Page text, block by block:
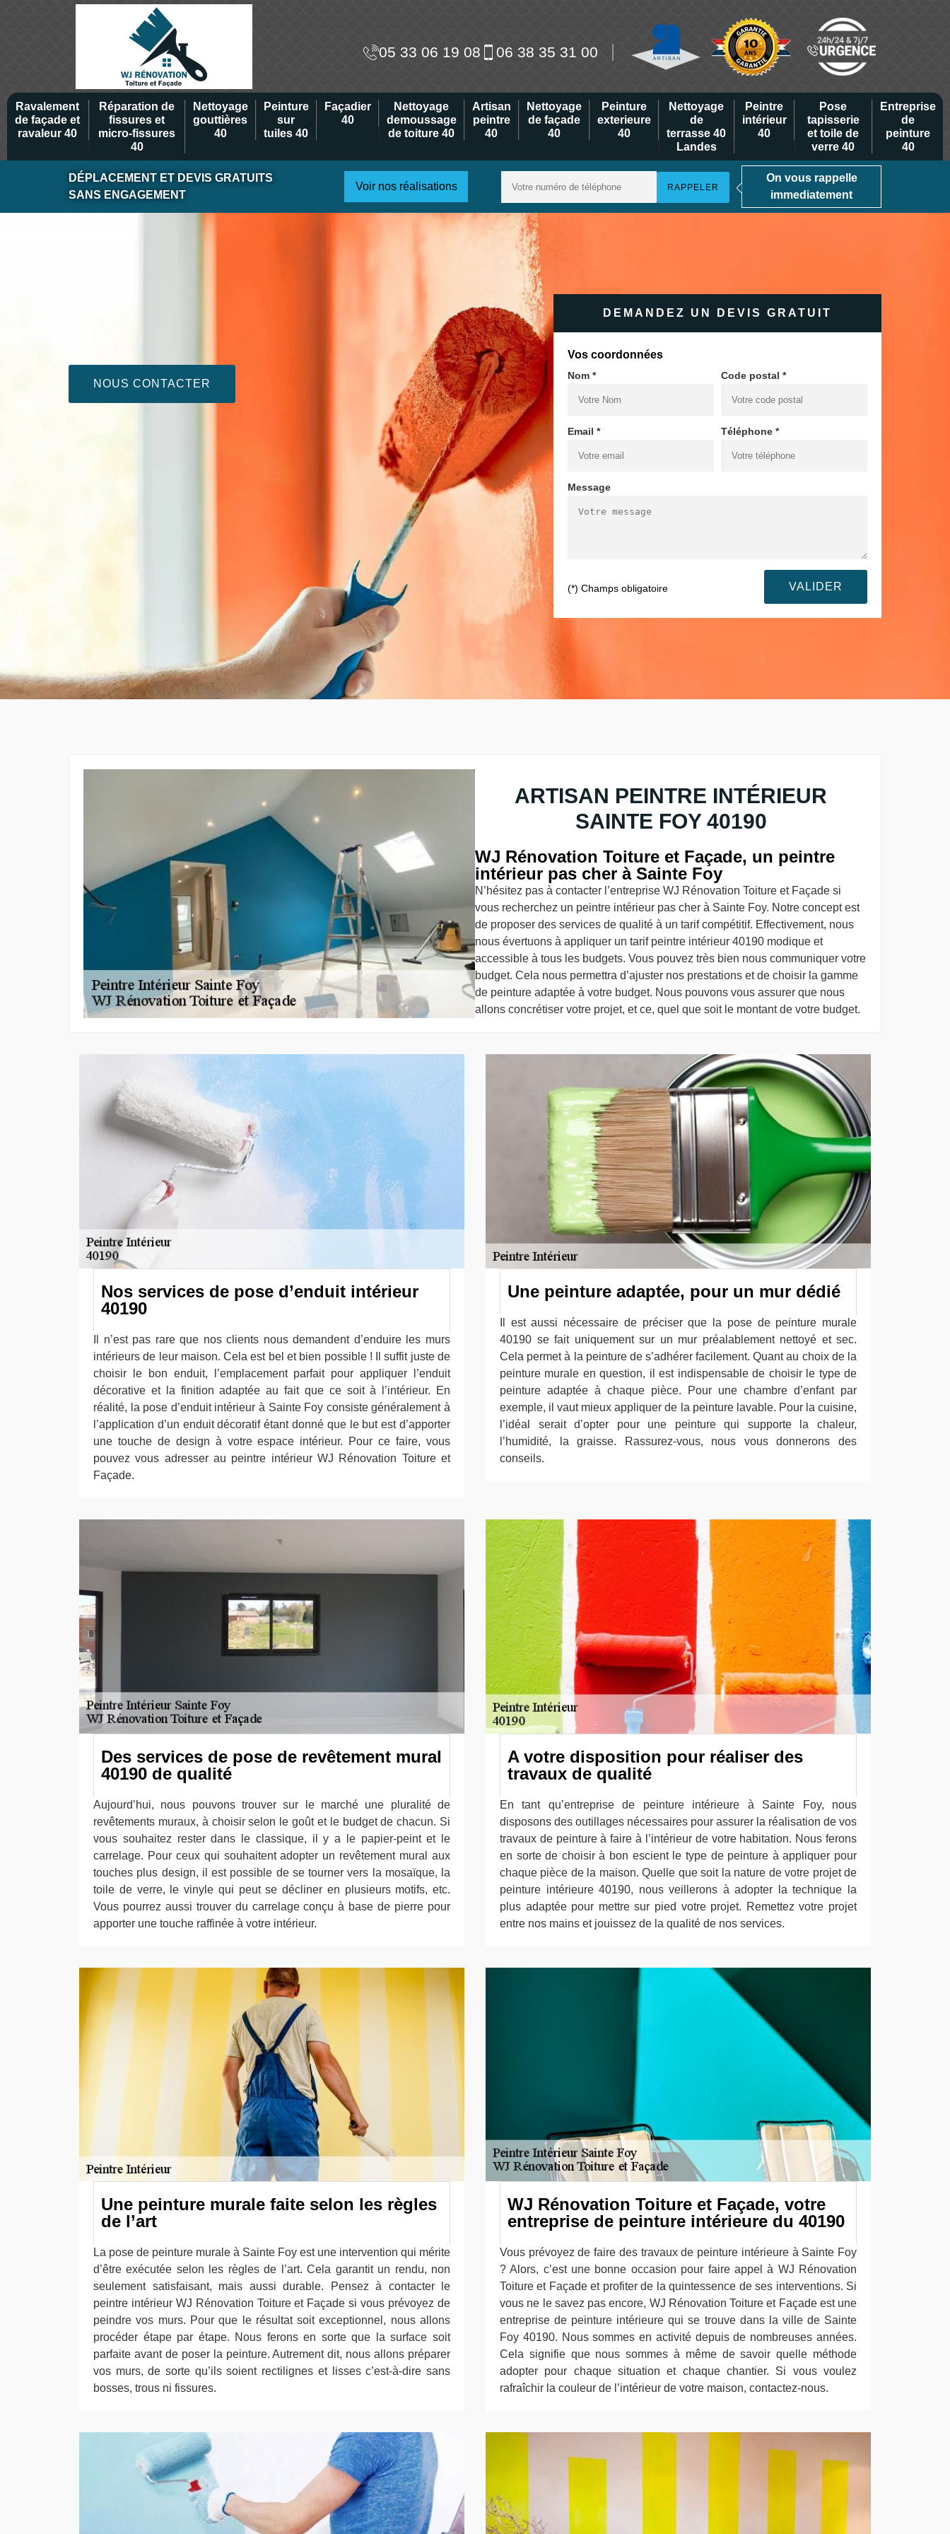
05 33 06 19 08 06 38 35 31 00
Ravalement
de façade et
ravaleur 40
Réparation de
fissures et
micro-fissures
40
Nettoyage
gouttières
40
Peinture
sur
tuiles 40
Façadier
40
Nettoyage
demoussage
de toiture 40
Artisan
peintre
40
Nettoyage
de façade
40
Peinture
exterieure
40
Nettoyage
de
terrasse 40
Landes
Peintre
intérieur
40
Pose
tapisserie
et toile de
verre 40
Entreprise
de
peinture
40
DÉPLACEMENT ET DEVIS GRATUITS
SANS ENGAGEMENT
Voir nos réalisations
On vous rappelle
immediatement
NOUS CONTACTER
DEMANDEZ UN DEVIS GRATUIT
Vos coordonnées
Nom * Code postal *
Email * Téléphone *
Message
(*) Champs obligatoire
ARTISAN PEINTRE INTÉRIEUR
SAINTE FOY 40190
WJ Rénovation Toiture et Façade, un peintre
intérieur pas cher à Sainte Foy
N’hésitez pas à contacter l’entreprise WJ Rénovation Toiture et Façade si
vous recherchez un peintre intérieur pas cher à Sainte Foy. Notre concept est
de proposer des services de qualité à un tarif compétitif. Effectivement, nous
nous évertuons à appliquer un tarif peintre intérieur 40190 modique et
accessible à tous les budgets. Vous pouvez très bien nous communiquer votre
budget. Cela nous permettra d’ajuster nos prestations et de choisir la gamme
de peinture adaptée à votre budget. Nous pouvons vous assurer que nous
allons concrétiser votre projet, et ce, quel que soit le montant de votre budget.
Nos services de pose d’enduit intérieur
40190
Il n’est pas rare que nos clients nous demandent d’enduire les murs
intérieurs de leur maison. Cela est bel et bien possible ! Il suffit juste de
choisir le bon enduit, l’emplacement parfait pour appliquer l’enduit
décorative et la finition adaptée au fait que ce soit à l’intérieur. En
réalité, la pose d’enduit intérieur à Sainte Foy consiste généralement à
l’application d’un enduit décoratif étant donné que le but est d’apporter
une touche de design à votre espace intérieur. Pour ce faire, vous
pouvez vous adresser au peintre intérieur WJ Rénovation Toiture et
Façade.
Une peinture adaptée, pour un mur dédié
Il est aussi nécessaire de préciser que la pose de peinture murale
40190 se fait uniquement sur un mur préalablement nettoyé et sec.
Cela permet à la peinture de s’adhérer facilement. Quant au choix de la
peinture murale en question, il est indispensable de choisir le type de
peinture adaptée à chaque pièce. Pour une chambre d’enfant par
exemple, il vaut mieux appliquer de la peinture lavable. Pour la cuisine,
l’idéal serait d’opter pour une peinture qui supporte la chaleur,
l’humidité, la graisse. Rassurez-vous, nous vous donnerons des
conseils.
Des services de pose de revêtement mural
40190 de qualité
Aujourd’hui, nous pouvons trouver sur le marché une pluralité de
revêtements muraux, à choisir selon le goût et le budget de chacun. Si
vous souhaitez rester dans le classique, il y a le papier-peint et le
carrelage. Pour ceux qui souhaitent adopter un revêtement mural aux
touches plus design, il est possible de se tourner vers la mosaïque, la
toile de verre, le vinyle qui peut se décliner en plusieurs motifs, etc.
Vous pourrez aussi trouver du carrelage conçu à base de pierre pour
apporter une touche raffinée à votre intérieur.
A votre disposition pour réaliser des
travaux de qualité
En tant qu’entreprise de peinture intérieure à Sainte Foy, nous
disposons des outillages nécessaires pour assurer la réalisation de vos
travaux de peinture à faire à l’intérieur de votre habitation. Nous ferons
en sorte de choisir à bon escient le type de peinture à appliquer pour
chaque pièce de la maison. Quelle que soit la nature de votre projet de
peinture intérieure 40190, nous veillerons à adopter la technique la
plus adaptée pour mettre sur pied votre projet. Remettez votre projet
entre nos mains et jouissez de la qualité de nos services.
Une peinture murale faite selon les règles
de l’art
La pose de peinture murale à Sainte Foy est une intervention qui mérite
d’être exécutée selon les règles de l’art. Cela garantit un rendu, non
seulement satisfaisant, mais aussi durable. Pensez à contacter le
peintre intérieur WJ Rénovation Toiture et Façade si vous prévoyez de
peindre vos murs. Pour que le résultat soit exceptionnel, nous allons
procéder étape par étape. Nous ferons en sorte que la surface soit
parfaite avant de poser la peinture. Autrement dit, nous allons préparer
vos murs, de sorte qu’ils soient rectilignes et lisses c’est-à-dire sans
bosses, trous ni fissures.
WJ Rénovation Toiture et Façade, votre
entreprise de peinture intérieure du 40190
Vous prévoyez de faire des travaux de peinture intérieure à Sainte Foy
? Alors, c’est une bonne occasion pour faire appel à WJ Rénovation
Toiture et Façade et profiter de la quintessence de ses interventions. Si
vous ne le savez pas encore, WJ Rénovation Toiture et Façade est une
entreprise de peinture intérieure qui se trouve dans la ville de Sainte
Foy 40190. Nous sommes en activité depuis de nombreuses années.
Cela signifie que nous sommes à même de savoir quelle méthode
adopter pour chaque situation et chaque chantier. Si vous voulez
rafraîchir la couleur de l’intérieur de votre maison, contactez-nous.